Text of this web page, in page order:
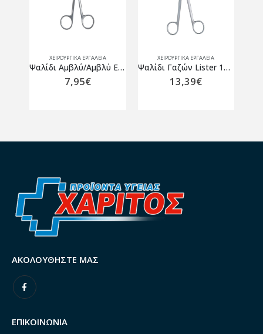
ΧΕΙΡΟΥΡΓΙΚΑ ΕΡΓΑΛΕΙΑ
Ψαλίδι Αμβλύ/Αμβλύ Ευθύ 14.5cm
7,95€
ΧΕΙΡΟΥΡΓΙΚΑ ΕΡΓΑΛΕΙΑ
Ψαλίδι Γαζών Lister 18cm
13,39€
ΑΚΟΛΟΥΘΉΣΤΕ ΜΑΣ
ΕΠΙΚΟΙΝΩΝΙΑ